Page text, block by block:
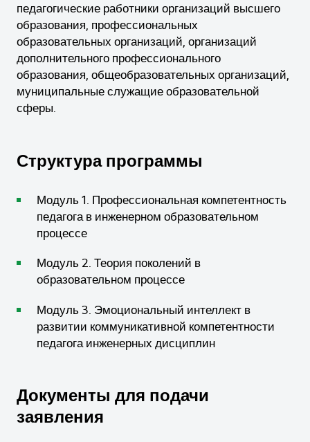
педагогические работники организаций высшего
образования, профессиональных
образовательных организаций, организаций
дополнительного профессионального
образования, общеобразовательных организаций,
муниципальные служащие образовательной
сферы.
Структура программы
Модуль 1. Профессиональная компетентность
педагога в инженерном образовательном
процессе
Модуль 2. Теория поколений в
образовательном процессе
Модуль 3. Эмоциональный интеллект в
развитии коммуникативной компетентности
педагога инженерных дисциплин
Документы для подачи
заявления